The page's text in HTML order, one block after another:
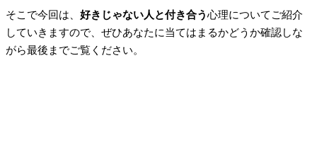
そこで今回は、 好きじゃない人と付き合う心理についてご紹介
していきますので、ぜひあなたに当てはまるかどうか確認しな
がら最後までご覧ください。